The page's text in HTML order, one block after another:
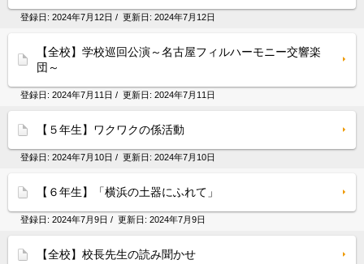
登録日: 2024年7月12日 / 更新日: 2024年7月12日
【全校】学校巡回公演～名古屋フィルハーモニー交響楽
団～
登録日: 2024年7月11日 / 更新日: 2024年7月11日
【５年生】ワクワクの係活動
登録日: 2024年7月10日 / 更新日: 2024年7月10日
【６年生】「横浜の土器にふれて」
登録日: 2024年7月9日 / 更新日: 2024年7月9日
【全校】校長先生の読み聞かせ